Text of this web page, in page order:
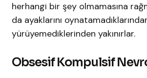
herhangi bir şey olmamasına
da ayaklarını
yürüyemediklerinden yakınırlar.
Obsesif Kompulsif